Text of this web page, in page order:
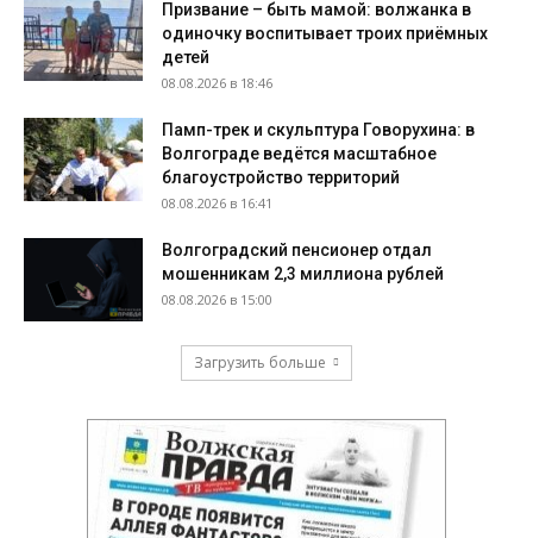
Призвание – быть мамой: волжанка в
одиночку воспитывает троих приёмных
детей
08.08.2026 в 18:46
Памп-трек и скульптура Говорухина: в
Волгограде ведётся масштабное
благоустройство территорий
08.08.2026 в 16:41
Волгоградский пенсионер отдал
мошенникам 2,3 миллиона рублей
08.08.2026 в 15:00
Загрузить больше